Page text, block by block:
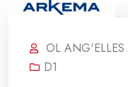
OL ANG'ELLES.
D1